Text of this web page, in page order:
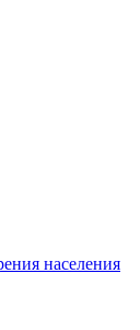
населения